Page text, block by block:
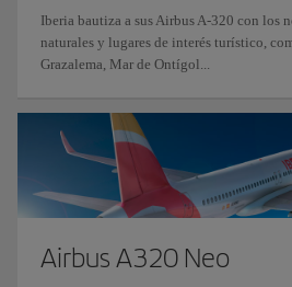
Iberia bautiza a sus Airbus A-320 con los
naturales y lugares de interés turístico,
Grazalema, Mar de Ontígol...
Airbus A320 Neo